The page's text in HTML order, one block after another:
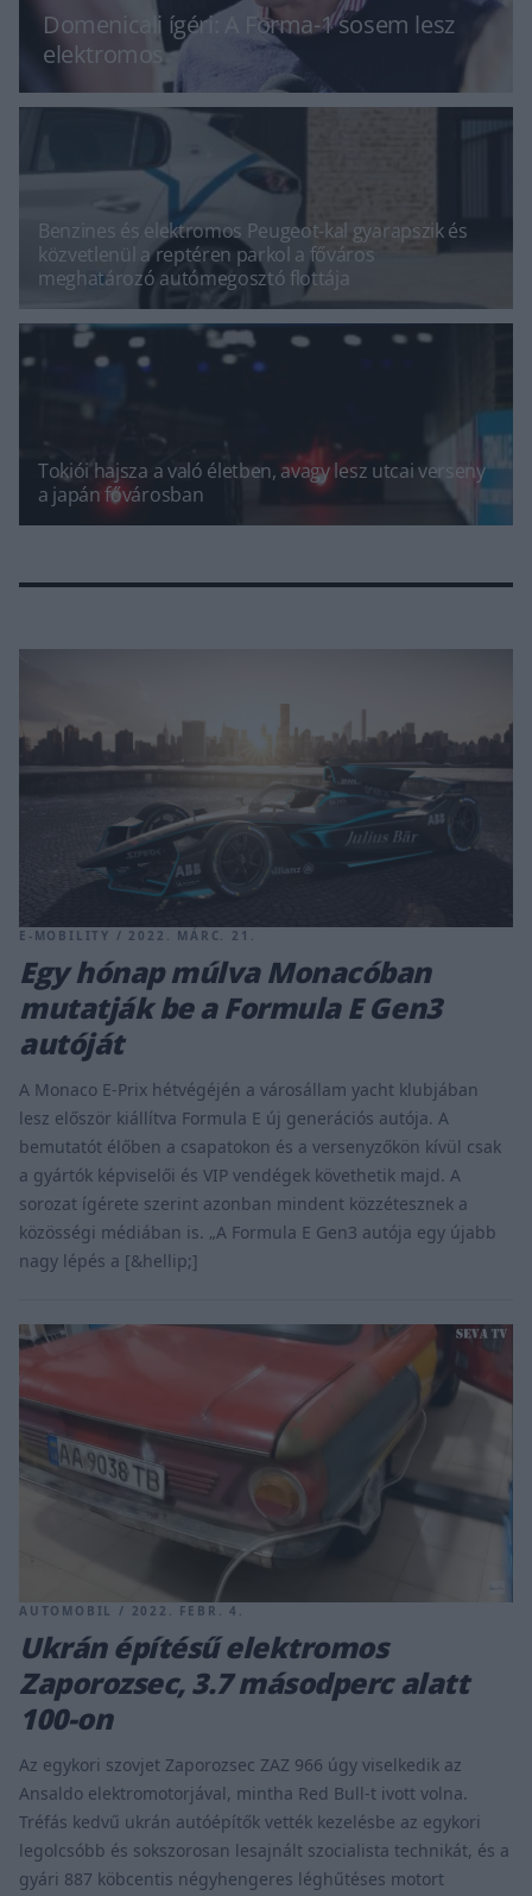
Domenicali ígéri: A Forma-1 sosem lesz
elektromos
Benzines és elektromos Peugeot-kal gyarapszik és
közvetlenül a reptéren parkol a főváros
meghatározó autómegosztó flottája
Tokiói hajsza a való életben, avagy lesz utcai verseny
a japán fővárosban
E-MOBILITY / 2022. MÁRC. 21.
Egy hónap múlva Monacóban
mutatják be a Formula E Gen3
autóját
A Monaco E-Prix hétvégéjén a városállam yacht klubjában
lesz először kiállítva Formula E új generációs autója. A
bemutatót élőben a csapatokon és a versenyzőkön kívül csak
a gyártók képviselői és VIP vendégek követhetik majd. A
sorozat ígérete szerint azonban mindent közzétesznek a
közösségi médiában is. „A Formula E Gen3 autója egy újabb
nagy lépés a [&hellip;]
AUTOMOBIL / 2022. FEBR. 4.
Ukrán építésű elektromos
Zaporozsec, 3.7 másodperc alatt
100-on
Az egykori szovjet Zaporozsec ZAZ 966 úgy viselkedik az
Ansaldo elektromotorjával, mintha Red Bull-t ivott volna.
Tréfás kedvű ukrán autóépítők vették kezelésbe az egykori
legolcsóbb és sokszorosan lesajnált szocialista technikát, és a
gyári 887 köbcentis négyhengeres léghűtéses motort